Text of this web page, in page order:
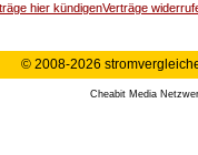
hier kündigenVerträge
© 2008-2026
Cheabit Media